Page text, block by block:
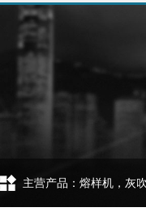
主营产品：熔样机，灰